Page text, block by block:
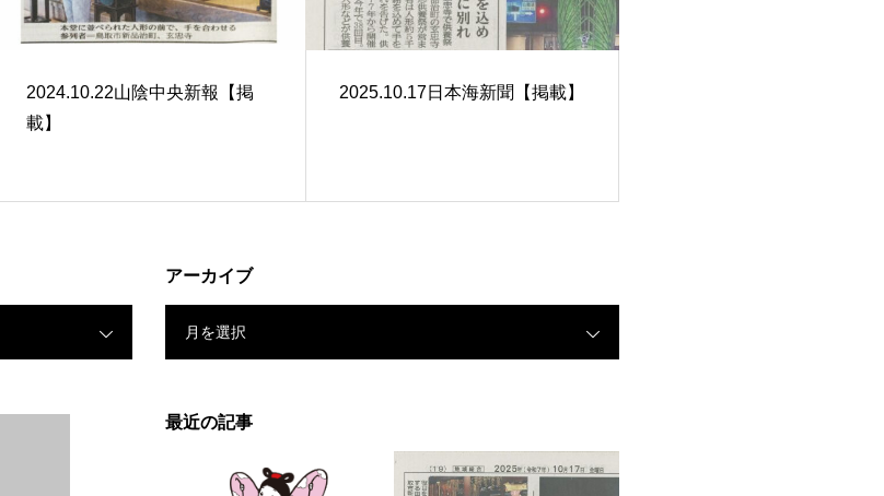
2024.10.22山陰中央新報【掲
載】
2025.10.17日本海新聞【掲載】
アーカイブ
月を選択
最近の記事